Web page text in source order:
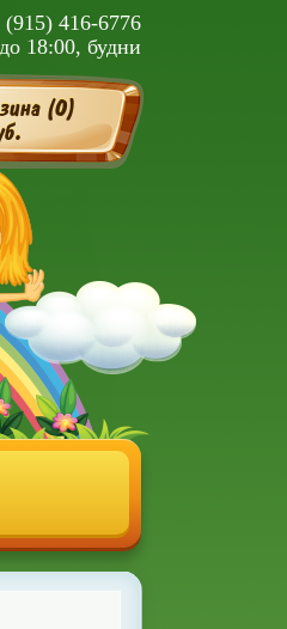
416-6776
18:00, будни
(0)